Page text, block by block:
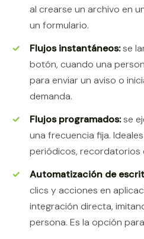
al crearse un archivo en
un formulario.
Flujos instantáneos:se
botón, cuando una
para enviar un aviso o
demanda.
Flujos programados:se
una frecuencia fija.
periódicos, recordatorios
Automatización de
clics y acciones en
integración directa,
persona. Es la opción